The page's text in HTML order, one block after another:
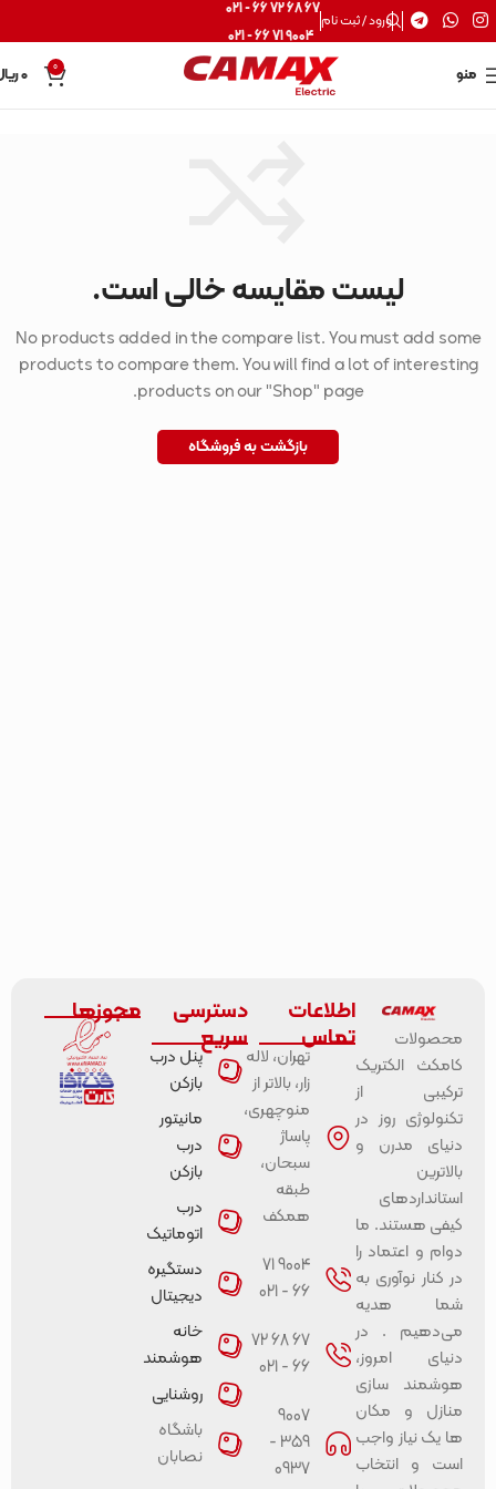
ورود / ثبت نام
67 68 72 66 - 021
9004 71 66 - 021
منو 0
0
لیست مقایسه خالی است.
No products added in the compare list. You must add some
products to compare them. You will find a lot of interesting
products on our "Shop" page.
بازگشت به فروشگاه
محصولات
کامکث الکتریک
ترکیبی از
تکنولوژی روز در
دنیای مدرن و
بالاترین
استانداردهای
کیفی هستند. ما
دوام و اعتماد را
در کنار نوآوری به
شما هدیه
می‌دهیم . در
دنیای امروز،
هوشمند سازی
منازل و مکان
ها یک نیاز واجب
است و انتخاب
اطلاعات
تماس
تهران، لاله
زار، بالاتر از
منوچهری،
پاساژ
سبحان،
طبقه
همکف
9004 71
66 - 021
67 68 72
66 - 021
9007
359 -
0937
دسترسی
سریع
پنل درب
بازکن
مانیتور
درب
بازکن
درب
اتوماتیک
دستگیره
دیجیتال
خانه
هوشمند
روشنایی
باشگاه
نصابان
مجوزها